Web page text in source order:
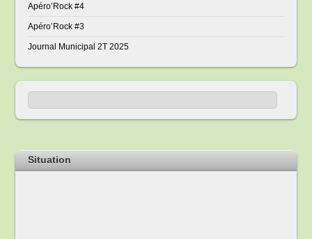
Apéro’Rock #4
Apéro’Rock #3
Journal Municipal 2T 2025
Situation